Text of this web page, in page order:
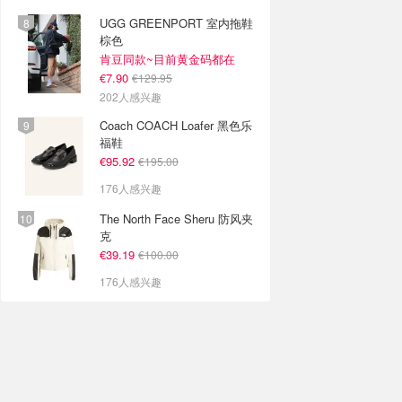
UGG GREENPORT 室内拖鞋
棕色
肯豆同款~目前黄金码都在
€7.90 €129.95
202人感兴趣
Coach COACH Loafer 黑色乐
福鞋
€95.92 €195.00
176人感兴趣
The North Face Sheru 防风夹
克
€39.19 €100.00
176人感兴趣